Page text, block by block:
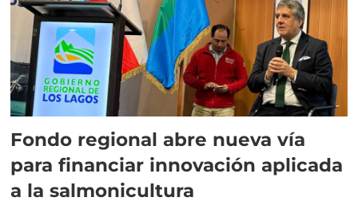
Fondo regional abre nueva vía
para financiar innovación aplicada
a la salmonicultura